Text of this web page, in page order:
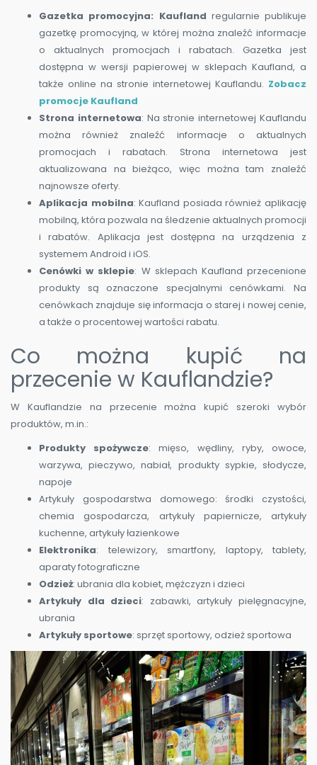
Gazetka promocyjna: Kaufland regularnie publikuje
gazetkę promocyjną, w której można znaleźć informacje
o aktualnych promocjach i rabatach. Gazetka jest
dostępna w wersji papierowej w sklepach Kaufland, a
także online na stronie internetowej Kauflandu. Zobacz
promocje Kaufland
Strona internetowa: Na stronie internetowej Kauflandu
można również znaleźć informacje o aktualnych
promocjach i rabatach. Strona internetowa jest
aktualizowana na bieżąco, więc można tam znaleźć
najnowsze oferty.
Aplikacja mobilna: Kaufland posiada również aplikację
mobilną, która pozwala na śledzenie aktualnych promocji
i rabatów. Aplikacja jest dostępna na urządzenia z
systemem Android i iOS.
Cenówki w sklepie: W sklepach Kaufland przecenione
produkty są oznaczone specjalnymi cenówkami. Na
cenówkach znajduje się informacja o starej i nowej cenie,
a także o procentowej wartości rabatu.
Co można kupić na
przecenie w Kauflandzie?
W Kauflandzie na przecenie można kupić szeroki wybór
produktów, m.in.:
Produkty spożywcze: mięso, wędliny, ryby, owoce,
warzywa, pieczywo, nabiał, produkty sypkie, słodycze,
napoje
Artykuły gospodarstwa domowego: środki czystości,
chemia gospodarcza, artykuły papiernicze, artykuły
kuchenne, artykuły łazienkowe
Elektronika: telewizory, smartfony, laptopy, tablety,
aparaty fotograficzne
Odzież: ubrania dla kobiet, mężczyzn i dzieci
Artykuły dla dzieci: zabawki, artykuły pielęgnacyjne,
ubrania
Artykuły sportowe: sprzęt sportowy, odzież sportowa